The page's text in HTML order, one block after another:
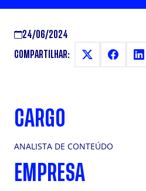
24/06/2024
COMPARTILHAR:
CARGO
ANALISTA DE CONTEÚDO
EMPRESA